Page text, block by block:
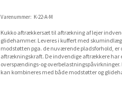
Varenummer: K-22-A-M
Kukko aftrækkersæt til aftrækning af lejer
glidehammer. Leveres i kuffert med
modstøtten pga. de nuværende pladsforhold,
aftrækningskraft. De indvendige aftrækkere har
overspændings-og
kan kombineres med både modstøtter og